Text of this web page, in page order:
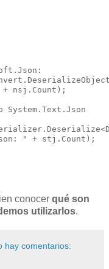
+ nsj.Count);
" + stj.Count);
conocer qué son
utilizarlos.
hay comentarios: